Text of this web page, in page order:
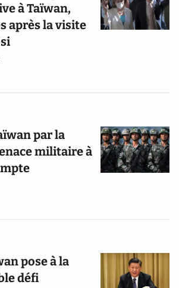
à Taïwan,
après la visite
par la
militaire à
pose à la
défi